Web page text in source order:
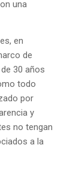
una
en
de
30 años
todo
por
y
no tengan
a la